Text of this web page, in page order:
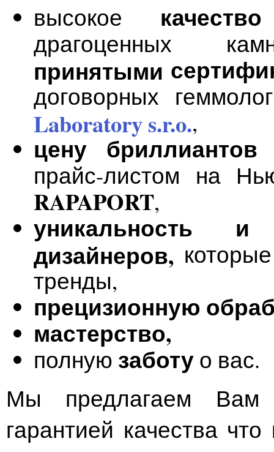
высокое
драгоценных
принятыми
договорных
Laboratory s.r.o.,
цену бриллиантов
прайс-листом на
RAPAPORT,
уникальность и
дизайнеров,
тренды,
прецизионную
мастерство,
полную заботу о вас.
Мы предлагаем
гарантией качества